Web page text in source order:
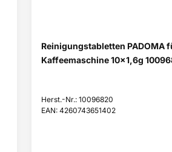
Reinigungstabletten PADOMA
Kaffeemaschine 10x1,6g
Herst.-Nr.: 10096820
EAN: 4260743651402